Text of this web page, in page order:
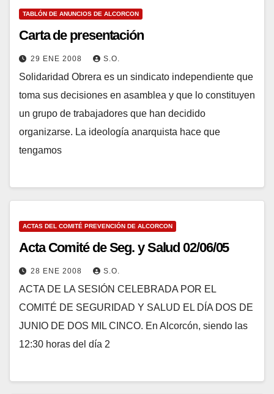
TABLÓN DE ANUNCIOS DE ALCORCON
Carta de presentación
29 ENE 2008 S.O.
Solidaridad Obrera es un sindicato independiente que
toma sus decisiones en asamblea y que lo constituyen
un grupo de trabajadores que han decidido
organizarse. La ideología anarquista hace que
tengamos
ACTAS DEL COMITÉ PREVENCIÓN DE ALCORCON
Acta Comité de Seg. y Salud 02/06/05
28 ENE 2008 S.O.
ACTA DE LA SESIÓN CELEBRADA POR EL
COMITÉ DE SEGURIDAD Y SALUD EL DÍA DOS DE
JUNIO DE DOS MIL CINCO. En Alcorcón, siendo las
12:30 horas del día 2